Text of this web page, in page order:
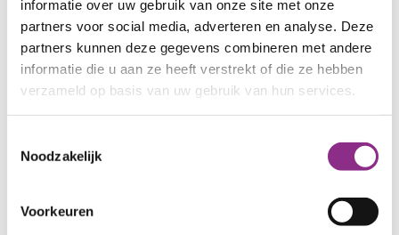
informatie over uw gebruik van onze site met onze
partners voor social media, adverteren en analyse. Deze
partners kunnen deze gegevens combineren met andere
informatie die u aan ze heeft verstrekt of die ze hebben
verzameld op basis van uw gebruik van hun services.
Noodzakelijk
Voorkeuren
verantwoordelijken);
uitvoerende partners (uitsluitend voor
uitvoering van jouw traject);
onze ICT-dienstverleners en het platform van
voor de uitvoering van onze dienstverlening,
zorgvuldig geselecteerde partijen, en